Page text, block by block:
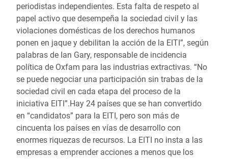
periodistas independientes. Esta falta de respeto al
papel activo que desempeña la sociedad civil y las
violaciones domésticas de los derechos humanos
ponen en jaque y debilitan la acción de la EITI”, según
palabras de Ian Gary, responsable de incidencia
política de Oxfam para las industrias extractivas. “No
se puede negociar una participación sin trabas de la
sociedad civil en cada etapa del proceso de la
iniciativa EITI”.Hay 24 países que se han convertido
en “candidatos” para la EITI, pero son más de
cincuenta los países en vías de desarrollo con
enormes riquezas de recursos. La EITI no insta a las
empresas a emprender acciones a menos que los